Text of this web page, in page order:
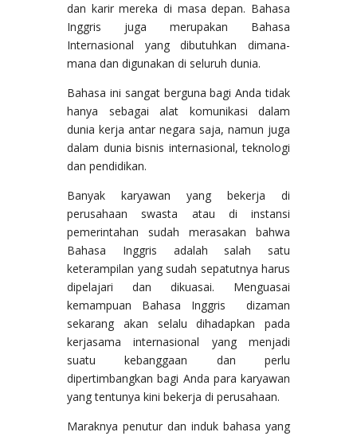
dan karir mereka di masa depan. Bahasa
Inggris juga merupakan Bahasa
Internasional yang dibutuhkan dimana-
mana dan digunakan di seluruh dunia.
Bahasa ini sangat berguna bagi Anda tidak
hanya sebagai alat komunikasi dalam
dunia kerja antar negara saja, namun juga
dalam dunia bisnis internasional, teknologi
dan pendidikan.
Banyak karyawan yang bekerja di
perusahaan swasta atau di instansi
pemerintahan sudah merasakan bahwa
Bahasa Inggris adalah salah satu
keterampilan yang sudah sepatutnya harus
dipelajari dan dikuasai. Menguasai
kemampuan Bahasa Inggris dizaman
sekarang akan selalu dihadapkan pada
kerjasama internasional yang menjadi
suatu kebanggaan dan perlu
dipertimbangkan bagi Anda para karyawan
yang tentunya kini bekerja di perusahaan.
Maraknya penutur dan induk bahasa yang